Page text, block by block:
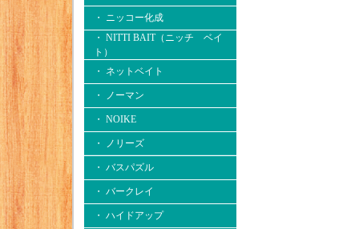
・ ニッコー化成
・ NITTI BAIT（ニッチ ベイ
ト）
・ ネットベイト
・ ノーマン
・ NOIKE
・ ノリーズ
・ バスパズル
・ バークレイ
・ ハイドアップ